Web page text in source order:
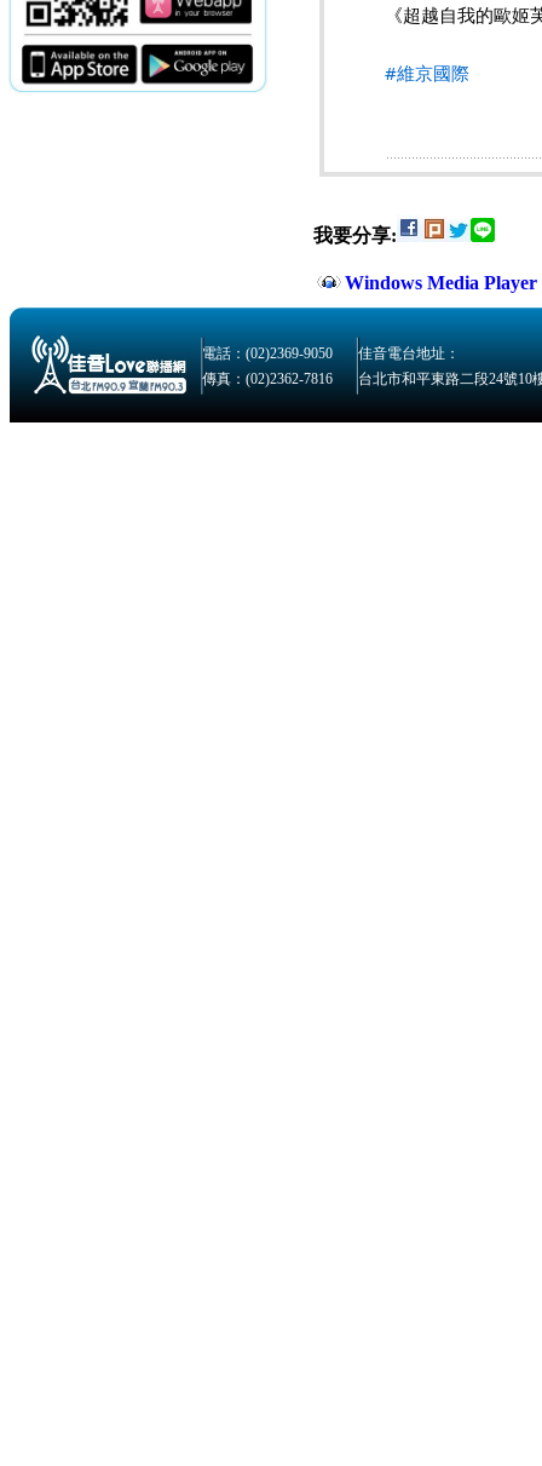
《超越自我的歐姬
#維京國際
我要分享:
Windows Media
電話：(02)2369-9050
佳音電台地址：
傳真：(02)2362-7816
台北市和平東路二段24號10